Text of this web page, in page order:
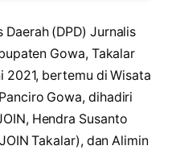
Daerah (DPD) Jurnalis
Gowa, Takalar
2021, bertemu di Wisata
Gowa, dihadiri
Hendra Susanto
Takalar), dan Alimin